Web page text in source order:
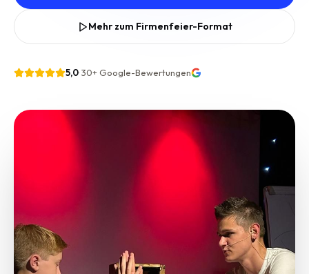
Mehr zum Firmenfeier-Format
5,0·30+Google-Bewertungen